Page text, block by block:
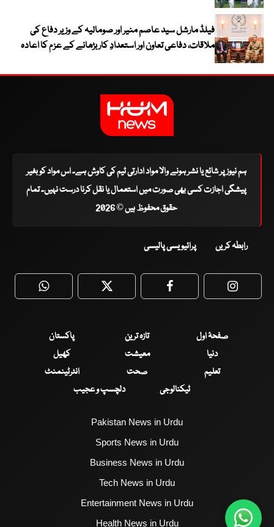
فیلڈ مارشل سید عاصم منیر اور صومالیہ کے وزیر دفاع کی
ملاقات، دفاعی تعاون اور استعدادِ کار بڑھانے کے عزم کا اعادہ
ہم نیوز پر شائع یا نشر ہونے والا مواد ادارتی ٹیم کی کاوش ہے۔ اس مواد کو بغیر
پیشگی اجازت کسی بھی صورت میں استعمال یا نقل کرنا درست نہیں۔ تمام
حقوق محفوظ ہیں © 2026
رابطہ کریں پرائیویسی پالیسی
WhatsApp Twitter Facebook
صفحۂ اول تازہ ترین
پاکستان
دنیا
معیشت
کھیل
تعلیم
صحت
انٹرٹینمنٹ
ٹیکنالوجی
دلچسپ و عجیب
Pakistan News in Urdu
Sports News in Urdu
Business News in Urdu
Tech News in Urdu
Entertainment News in Urdu
Health News in Urdu